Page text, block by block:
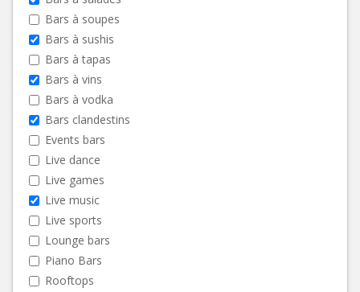
Bars à soupes
Bars à sushis
Bars à tapas
Bars à vins
Bars à vodka
Bars clandestins
Events bars
Live dance
Live games
Live music
Live sports
Lounge bars
Piano Bars
Rooftops